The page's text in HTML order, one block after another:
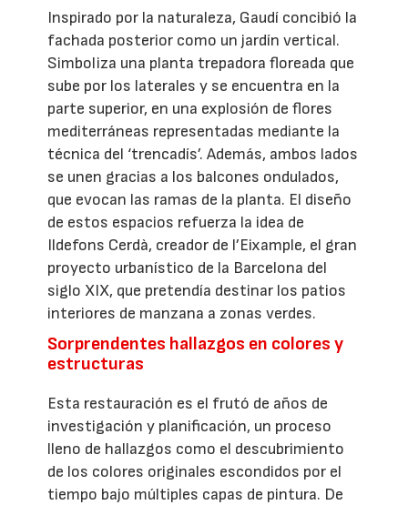
Inspirado por la naturaleza, Gaudí concibió la
fachada posterior como un jardín vertical.
Simboliza una planta trepadora floreada que
sube por los laterales y se encuentra en la
parte superior, en una explosión de flores
mediterráneas representadas mediante la
técnica del ‘trencadís’. Además, ambos lados
se unen gracias a los balcones ondulados,
que evocan las ramas de la planta. El diseño
de estos espacios refuerza la idea de
Ildefons Cerdà, creador de l’Eixample, el gran
proyecto urbanístico de la Barcelona del
siglo XIX, que pretendía destinar los patios
interiores de manzana a zonas verdes.
Sorprendentes hallazgos en colores y
estructuras
Esta restauración es el frutó de años de
investigación y planificación, un proceso
lleno de hallazgos como el descubrimiento
de los colores originales escondidos por el
tiempo bajo múltiples capas de pintura. De